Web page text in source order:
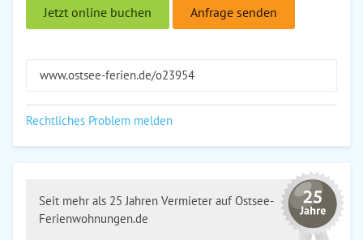
Jetzt online buchen Anfrage senden
www.ostsee-ferien.de/o23954
Rechtliches Problem melden
Seit mehr als 25 Jahren Vermieter auf Ostsee-
Ferienwohnungen.de